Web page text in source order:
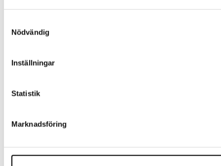
Nödvändig
Inställningar
Statistik
Marknadsföring